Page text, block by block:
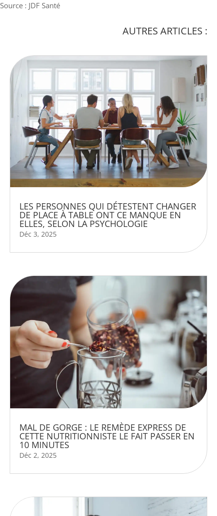
Source : JDF Santé
AUTRES ARTICLES :
LES PERSONNES QUI DÉTESTENT CHANGER
DE PLACE À TABLE ONT CE MANQUE EN
ELLES, SELON LA PSYCHOLOGIE
Déc 3, 2025
MAL DE GORGE : LE REMÈDE EXPRESS DE
CETTE NUTRITIONNISTE LE FAIT PASSER EN
10 MINUTES
Déc 2, 2025